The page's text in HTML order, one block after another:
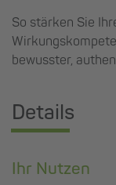
So stärken Sie
bewusster,
Details
Ihr Nutzen